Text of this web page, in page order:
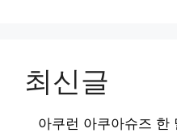
최신글
아쿠런 아쿠아슈즈 한